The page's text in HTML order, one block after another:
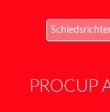
PROCUP